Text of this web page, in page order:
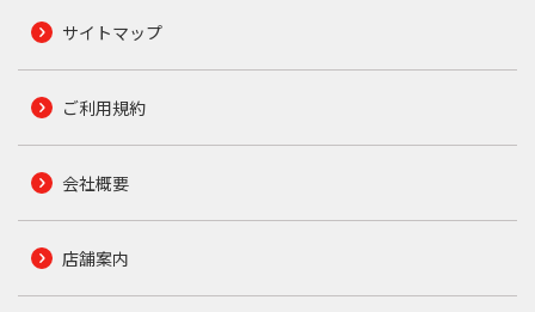
サイトマップ
ご利用規約
会社概要
店舗案内